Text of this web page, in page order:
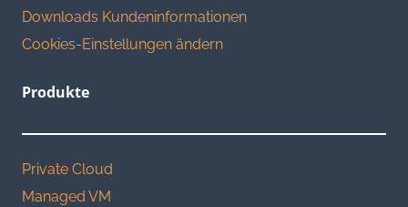
Downloads Kundeninformationen
Cookies-Einstellungen ändern
Produkte
Private Cloud
Managed VM